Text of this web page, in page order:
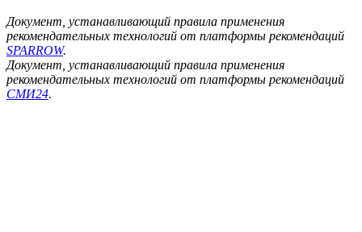
Документ, устанавливающий правила применения
рекомендательных технологий от платформы рекомендаций
SPARROW.
Документ, устанавливающий правила применения
рекомендательных технологий от платформы рекомендаций
СМИ24.